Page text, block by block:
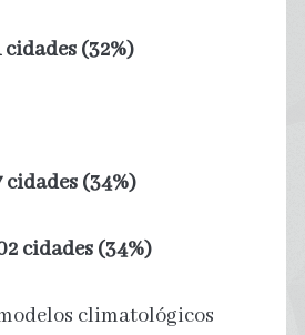
(32%)
(34%)
cidades (34%)
climatológicos